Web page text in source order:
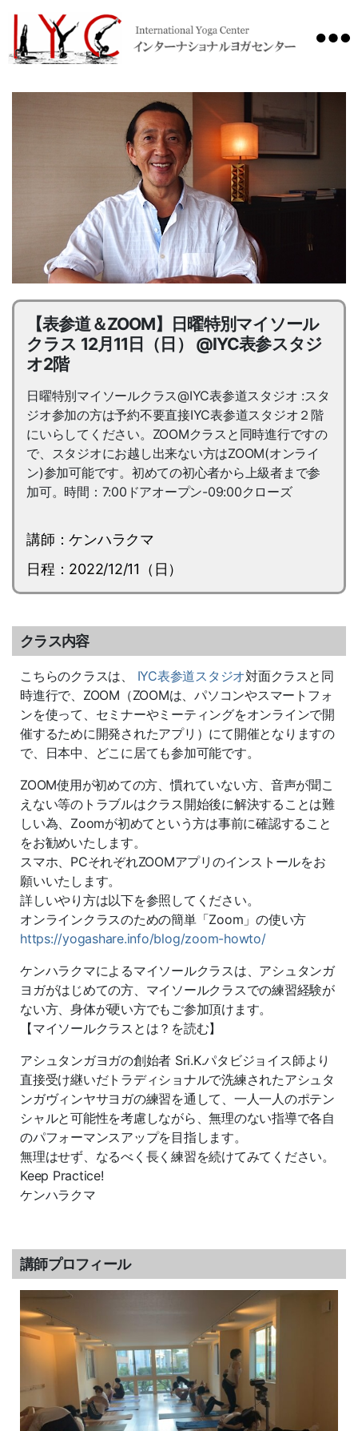
【表参道＆ZOOM】日曜特別マイソール
クラス 12月11日（日） @IYC表参スタジ
オ2階
日曜特別マイソールクラス@IYC表参道スタジオ :スタ
ジオ参加の方は予約不要直接IYC表参道スタジオ２階
にいらしてください。ZOOMクラスと同時進行ですの
で、スタジオにお越し出来ない方はZOOM(オンライ
ン)参加可能です。初めての初心者から上級者まで参
加可。時間：7:00ドアオープン-09:00クローズ
講師：ケンハラクマ
日程：2022/12/11（日）
クラス内容
こちらのクラスは、 IYC表参道スタジオ対面クラスと同
時進行で、ZOOM（ZOOMは、パソコンやスマートフォ
ンを使って、セミナーやミーティングをオンラインで開
催するために開発されたアプリ）にて開催となりますの
で、日本中、どこに居ても参加可能です。
ZOOM使用が初めての方、慣れていない方、音声が聞こ
えない等のトラブルはクラス開始後に解決することは難
しい為、Zoomが初めてという方は事前に確認すること
をお勧めいたします。
スマホ、PCそれぞれZOOMアプリのインストールをお
願いいたします。
詳しいやり方は以下を参照してください。
オンラインクラスのための簡単「Zoom」の使い方
https://yogashare.info/blog/zoom-howto/
ケンハラクマによるマイソールクラスは、アシュタンガ
ヨガがはじめての方、マイソールクラスでの練習経験が
ない方、身体が硬い方でもご参加頂けます。
【マイソールクラスとは？を読む】
アシュタンガヨガの創始者 Sri.K.パタビジョイス師より
直接受け継いだトラディショナルで洗練されたアシュタ
ンガヴィンヤサヨガの練習を通して、一人一人のポテン
シャルと可能性を考慮しながら、無理のない指導で各自
のパフォーマンスアップを目指します。
無理はせず、なるべく長く練習を続けてみてください。
Keep Practice!
ケンハラクマ
講師プロフィール